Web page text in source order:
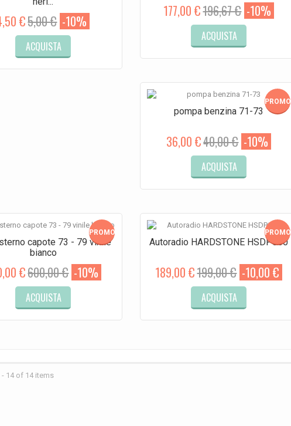
€5,00 € -10%
ACQUISTA
177,00 €196,67 € -10%
ACQUISTA
PROMO!
pompa benzina 71-73
36,00 €40,00 € -10%
ACQUISTA
PROMO!
capote 73 - 79 vinile
bianco
€600,00 € -10%
ACQUISTA
PROMO!
Autoradio HARDSTONE HSDP050
189,00 €199,00 € -10,00 €
ACQUISTA
14 of 14 items